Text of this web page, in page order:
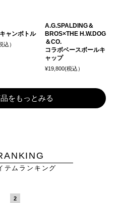
ャンボトル
込）
A.G.SPALDING＆
BROS×THE H.W.DOG
＆CO.
コラボベースボールキ
ャップ
¥19,800(税込）
をもっとみる
テムランキング